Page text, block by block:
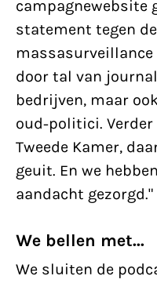
campagnewebsite
statement tegen
door tal van
bedrijven, maar
oud-politici.
Tweede Kamer,
geuit. En we
aandacht gezorgd."
We bellen met...
We sluiten de